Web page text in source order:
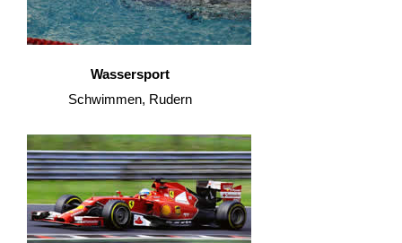
Wassersport
Schwimmen, Rudern